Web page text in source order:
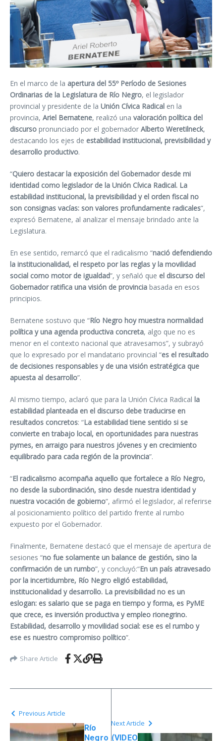
En el marco de la apertura del 55º Período de Sesiones
Ordinarias de la Legislatura de Río Negro, el legislador
provincial y presidente de la Unión Cívica Radical en la
provincia, Ariel Bernatene, realizó una valoración política del
discurso pronunciado por el gobernador Alberto Weretilneck,
destacando los ejes de estabilidad institucional, previsibilidad y
desarrollo productivo.
“Quiero destacar la exposición del Gobernador desde mi
identidad como legislador de la Unión Cívica Radical. La
estabilidad institucional, la previsibilidad y el orden fiscal no
son consignas vacías: son valores profundamente radicales”,
expresó Bernatene, al analizar el mensaje brindado ante la
Legislatura.
En ese sentido, remarcó que el radicalismo “nació defendiendo
la institucionalidad, el respeto por las reglas y la movilidad
social como motor de igualdad”, y señaló que el discurso del
Gobernador ratifica una visión de provincia basada en esos
principios.
Bernatene sostuvo que “Río Negro hoy muestra normalidad
política y una agenda productiva concreta, algo que no es
menor en el contexto nacional que atravesamos”, y subrayó
que lo expresado por el mandatario provincial “es el resultado
de decisiones responsables y de una visión estratégica que
apuesta al desarrollo”.
Al mismo tiempo, aclaró que para la Unión Cívica Radical la
estabilidad planteada en el discurso debe traducirse en
resultados concretos: “La estabilidad tiene sentido si se
convierte en trabajo local, en oportunidades para nuestras
pymes, en arraigo para nuestros jóvenes y en crecimiento
equilibrado para cada región de la provincia”.
“El radicalismo acompaña aquello que fortalece a Río Negro,
no desde la subordinación, sino desde nuestra identidad y
nuestra vocación de gobierno”, afirmó el legislador, al referirse
al posicionamiento político del partido frente al rumbo
expuesto por el Gobernador.
Finalmente, Bernatene destacó que el mensaje de apertura de
sesiones “no fue solamente un balance de gestión, sino la
confirmación de un rumbo”, y concluyó:“En un país atravesado
por la incertidumbre, Río Negro eligió estabilidad,
institucionalidad y desarrollo. La previsibilidad no es un
eslogan: es salario que se paga en tiempo y forma, es PyME
que crece, es inversión productiva y empleo rionegrino.
Estabilidad, desarrollo y movilidad social: ese es el rumbo y
ese es nuestro compromiso político”.
Share Article
Previous Article
Río
Negro
Next Article
(VIDEO